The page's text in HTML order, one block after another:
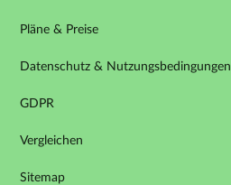
Pläne & Preise
Datenschutz & Nutzungsbedingungen
GDPR
Vergleichen
Sitemap